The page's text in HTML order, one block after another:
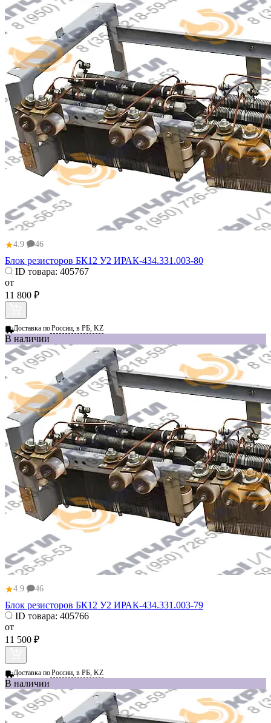
★4.9 46
Блок резисторов БК12 У2 ИРАК-434.331.003-80
ID товара: 405767
от
11 800 ₽
Доставка поРоссии, в РБ, KZ
В наличии
★4.9 46
Блок резисторов БК12 У2 ИРАК-434.331.003-79
ID товара: 405766
от
11 500 ₽
Доставка поРоссии, в РБ, KZ
В наличии